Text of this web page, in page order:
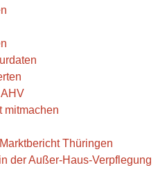
mitmachen
Thüringen
der Außer-Haus-Verpflegung